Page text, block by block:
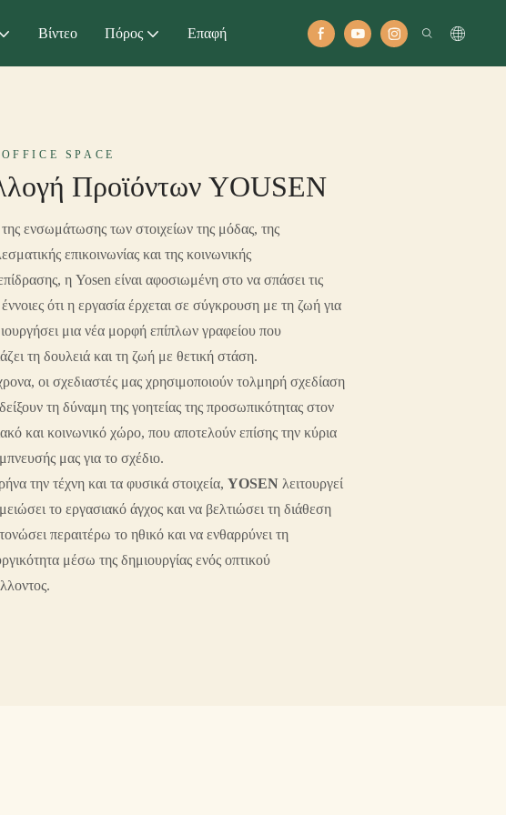
Βίντεο Πόρος Επαφή
SPACE
Προϊόντων YOUSEN
ενσωμάτωσης των στοιχείων της μόδας, της
επικοινωνίας και της κοινωνικής
η Yosen είναι αφοσιωμένη στο να σπάσει τις
έννοιες ότι η εργασία έρχεται σε σύγκρουση με τη ζωή για
μια νέα μορφή επίπλων γραφείου που
τη δουλειά και τη ζωή με θετική στάση.
οι σχεδιαστές μας χρησιμοποιούν τολμηρή σχεδίαση
τη δύναμη της γοητείας της προσωπικότητας στον
και κοινωνικό χώρο, που αποτελούν επίσης την κύρια
μας για το σχέδιο.
την τέχνη και τα φυσικά στοιχεία,YOSEN λειτουργεί
το εργασιακό άγχος και να βελτιώσει τη διάθεση
περαιτέρω το ηθικό και να ενθαρρύνει τη
μέσω της δημιουργίας ενός οπτικού